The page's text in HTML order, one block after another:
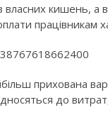
кишень, а
працівникам
прихована
до